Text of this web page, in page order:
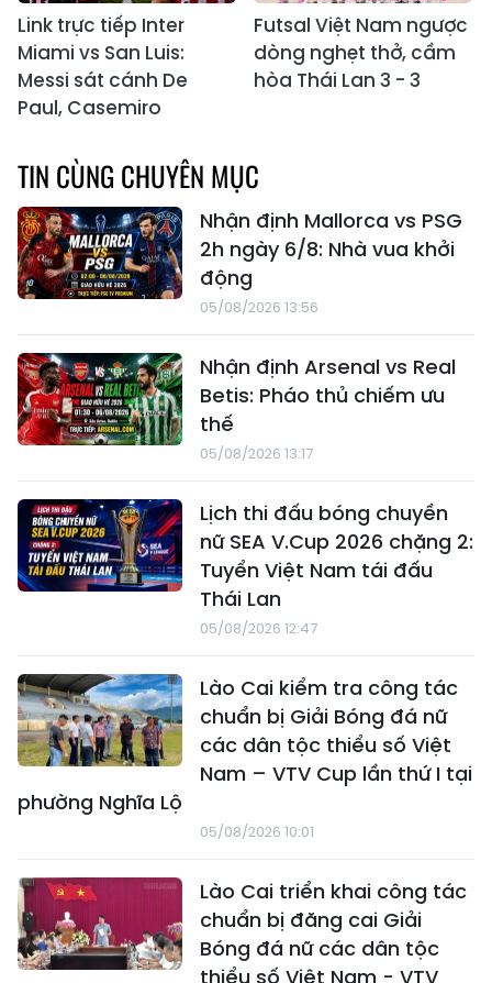
Link trực tiếp Inter
Miami vs San Luis:
Messi sát cánh De
Paul, Casemiro
Futsal Việt Nam ngược
dòng nghẹt thở, cầm
hòa Thái Lan 3 - 3
TIN CÙNG CHUYÊN MỤC
Nhận định Mallorca vs PSG
2h ngày 6/8: Nhà vua khởi
động
05/08/2026 13:56
Nhận định Arsenal vs Real
Betis: Pháo thủ chiếm ưu
thế
05/08/2026 13:17
Lịch thi đấu bóng chuyền
nữ SEA V.Cup 2026 chặng 2:
Tuyển Việt Nam tái đấu
Thái Lan
05/08/2026 12:47
Lào Cai kiểm tra công tác
chuẩn bị Giải Bóng đá nữ
các dân tộc thiểu số Việt
Nam – VTV Cup lần thứ I tại
phường Nghĩa Lộ
05/08/2026 10:01
Lào Cai triển khai công tác
chuẩn bị đăng cai Giải
Bóng đá nữ các dân tộc
thiểu số Việt Nam - VTV